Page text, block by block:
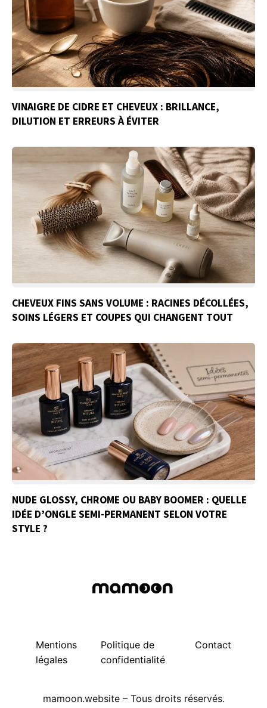
VINAIGRE DE CIDRE ET CHEVEUX : BRILLANCE,
DILUTION ET ERREURS À ÉVITER
CHEVEUX FINS SANS VOLUME : RACINES DÉCOLLÉES,
SOINS LÉGERS ET COUPES QUI CHANGENT TOUT
NUDE GLOSSY, CHROME OU BABY BOOMER : QUELLE
IDÉE D’ONGLE SEMI-PERMANENT SELON VOTRE
STYLE ?
Mentions
légales
Politique de
confidentialité
Contact
mamoon.website – Tous droits réservés.